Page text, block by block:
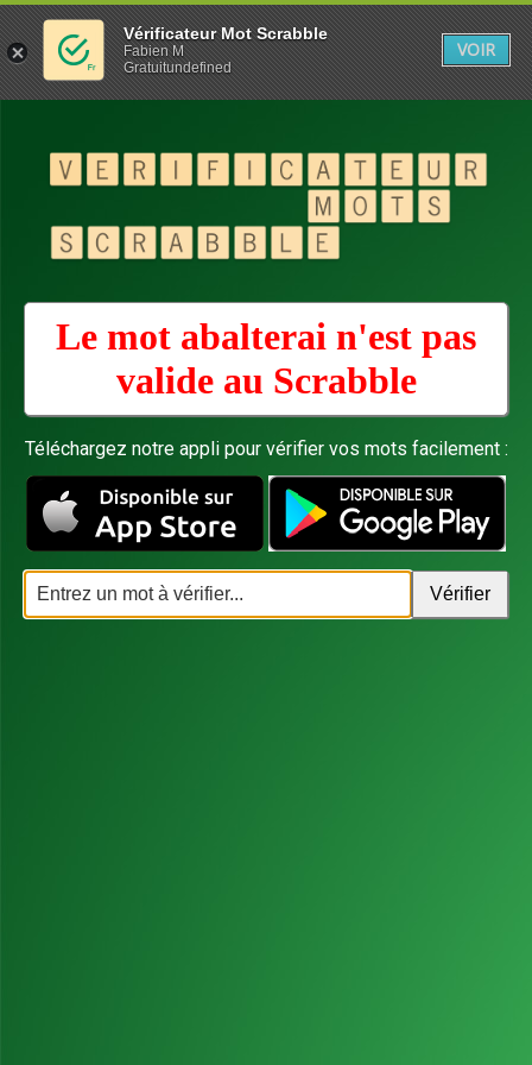
Le mot abalterai n'est pas
valide au Scrabble
Téléchargez notre appli pour vérifier vos mots facilement :
Vérificateur Mot Scrabble
Fabien M
Gratuitundefined
VOIR